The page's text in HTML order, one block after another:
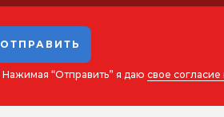
ОТПРАВИТЬ
Нажимая “Отправить” я даю свое